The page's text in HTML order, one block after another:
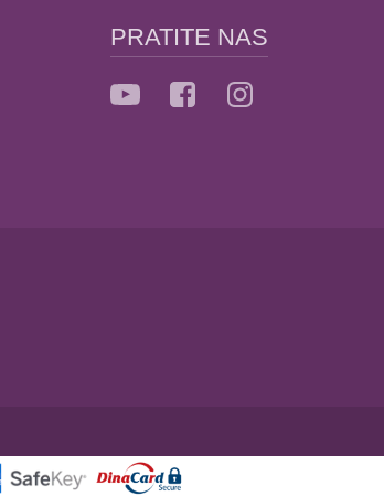
PRATITE NAS